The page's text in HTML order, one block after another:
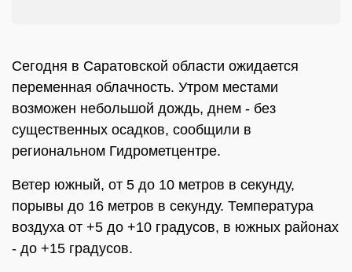
Сегодня в Саратовской области ожидается
переменная облачность. Утром местами
возможен небольшой дождь, днем - без
существенных осадков, сообщили в
региональном Гидрометцентре.
Ветер южный, от 5 до 10 метров в секунду,
порывы до 16 метров в секунду. Температура
воздуха от +5 до +10 градусов, в южных районах
- до +15 градусов.